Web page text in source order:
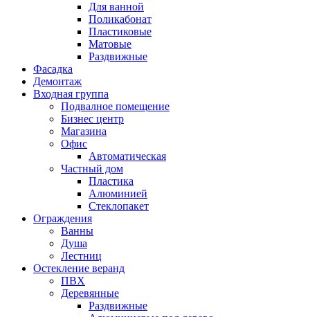
Для ванной
Поликабонат
Пластиковые
Матовые
Раздвижные
Фасадка
Демонтаж
Входная группа
Подвалное помещение
Бизнес центр
Магазина
Офис
Автоматическая
Частный дом
Пластика
Алюминией
Стеклопакет
Ограждения
Ванны
Душа
Лестниц
Остекление веранд
ПВХ
Деревянные
Раздвижные